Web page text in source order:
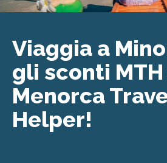
Viaggia a
gli sconti
Menorca
Helper!